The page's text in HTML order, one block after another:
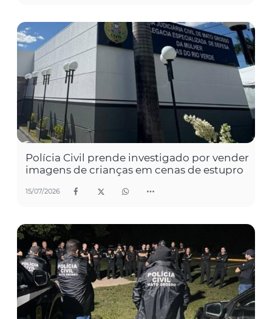
Polícia Civil prende investigado por vender
imagens de crianças em cenas de estupro
15/07/2026